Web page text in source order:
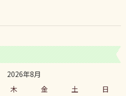
2026年8月
木 金 土 日